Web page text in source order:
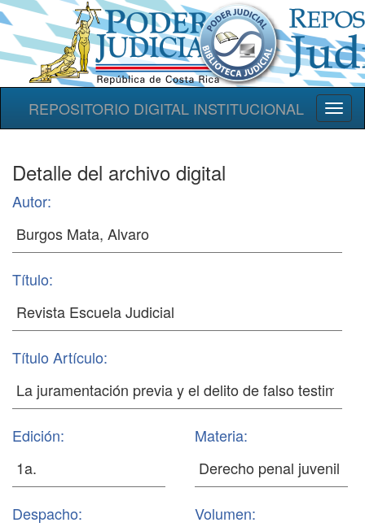
REPOSITORIO DIGITAL INSTITUCIONAL
Detalle del archivo digital
Autor:
Título:
Título Artículo:
Edición: Materia:
Despacho: Volumen: